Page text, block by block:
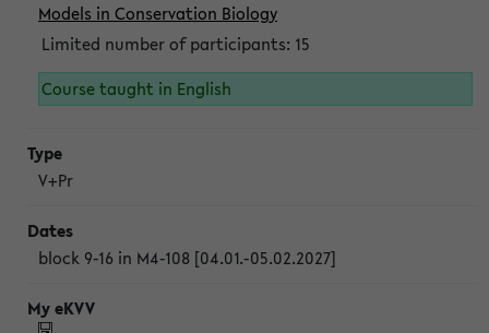
Models in Conservation Biology
Limited number of participants: 15
Course taught in English
V+Pr
block 9-16 in M4-108 [04.01.-05.02.2027]